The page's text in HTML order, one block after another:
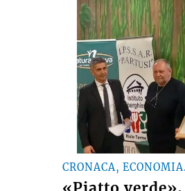
CRONACA,